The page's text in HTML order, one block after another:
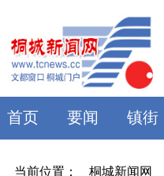
首页 要闻 镇街
当前位置： 桐城新闻网